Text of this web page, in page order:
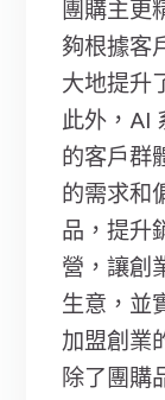
團購主更
夠根據客
大地提升
此外，AI
的客戶群
的需求和
品，提升
營，讓創
生意，並
加盟創業
除了團購